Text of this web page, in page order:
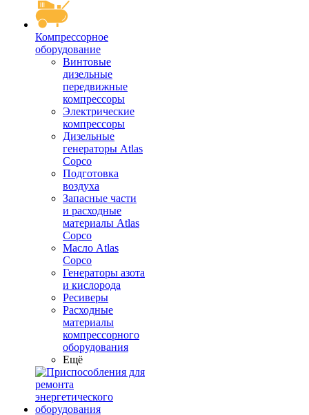
Компрессорное
оборудование
Винтовые
дизельные
передвижные
компрессоры
Электрические
компрессоры
Дизельные
генераторы Atlas
Copco
Подготовка
воздуха
Запасные части
и расходные
материалы Atlas
Copco
Масло Atlas
Copco
Генераторы азота
и кислорода
Ресиверы
Расходные
материалы
компрессорного
оборудования
Ещё